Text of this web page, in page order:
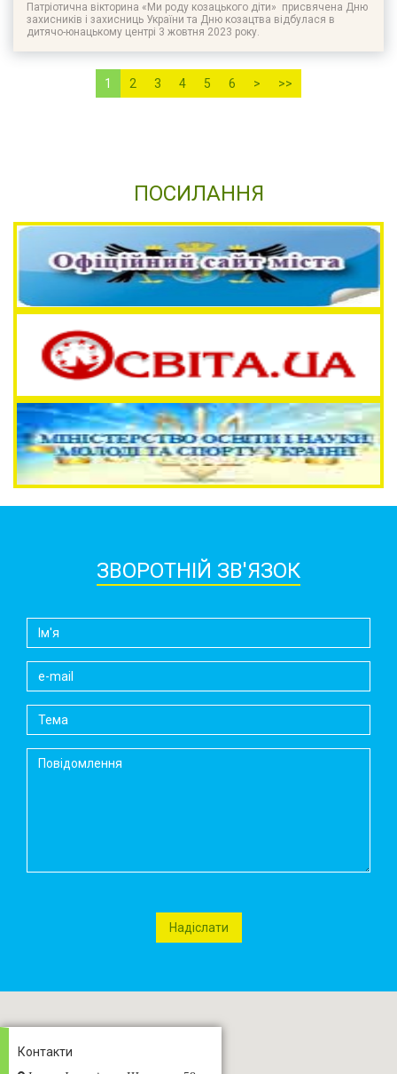
Патріотична вікторина «Ми роду козацького діти» присвячена Дню
захисників і захисниць України та Дню козацтва відбулася в
дитячо-юнацькому центрі 3 жовтня 2023 року.
1 2 3 4 5 6 > >>
ПОСИЛАННЯ
ЗВОРОТНІЙ ЗВ'ЯЗОК
Контакти